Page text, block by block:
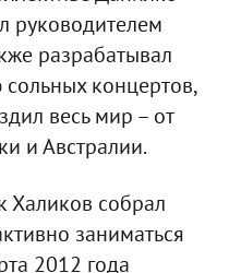
руководителем
разрабатывал
концертов,
весь мир – от
и Австралии.
Халиков собрал
заниматься
2012 года